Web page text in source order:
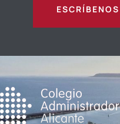
ESCRÍBENOS